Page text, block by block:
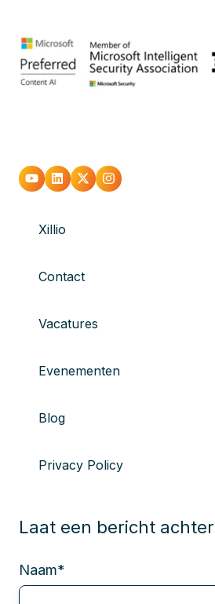
Xillio
Contact
Vacatures
Evenementen
Blog
Privacy Policy
Laat een bericht achter
Naam*